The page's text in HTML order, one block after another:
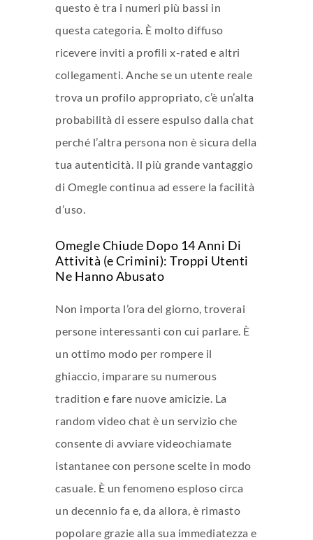
questo è tra i numeri più bassi in
questa categoria. È molto diffuso
ricevere inviti a profili x-rated e altri
collegamenti. Anche se un utente reale
trova un profilo appropriato, c’è un’alta
probabilità di essere espulso dalla chat
perché l’altra persona non è sicura della
tua autenticità. Il più grande vantaggio
di Omegle continua ad essere la facilità
d’uso.
Omegle Chiude Dopo 14 Anni Di
Attività (e Crimini): Troppi Utenti
Ne Hanno Abusato
Non importa l’ora del giorno, troverai
persone interessanti con cui parlare. È
un ottimo modo per rompere il
ghiaccio, imparare su numerous
tradition e fare nuove amicizie. La
random video chat è un servizio che
consente di avviare videochiamate
istantanee con persone scelte in modo
casuale. È un fenomeno esploso circa
un decennio fa e, da allora, è rimasto
popolare grazie alla sua immediatezza e